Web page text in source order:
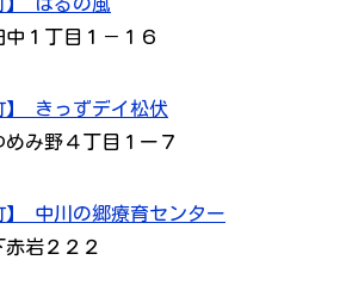
】 はるの風
１丁目１－１６
】 きっずデイ松伏
み野４丁目１ー７
】 中川の郷療育センター
岩２２２